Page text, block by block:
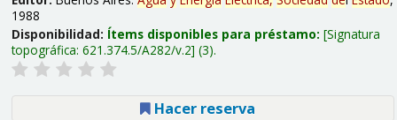
1988
Disponibilidad: Ítems disponibles para préstamo: Signatura
topográfica: 621.374.5/A282/v.2 (3).
Hacer reserva